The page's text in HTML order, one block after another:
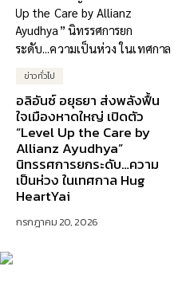
ข่าวทั่วไป
อลิอันซ์ อยุธยา ส่งพลังฟื้น
ใจเมืองหาดใหญ่ เปิดตัว
“Level Up the Care by
Allianz Ayudhya”
นิทรรศการยกระดับ…ความ
เป็นห่วง ในเทศกาล Hug
HeartYai
กรกฎาคม 20, 2026